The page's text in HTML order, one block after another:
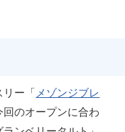
リー「 メゾンジブレ
回のオープンに合わ